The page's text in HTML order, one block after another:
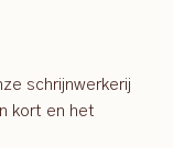
schrijnwerkerij
kort en het